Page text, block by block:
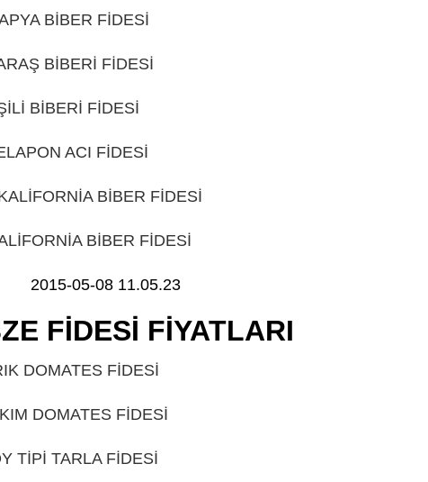
BİBER FİDESİ
BİBERİ FİDESİ
BİBERİ FİDESİ
ACI FİDESİ
BİBER FİDESİ
BİBER FİDESİ
FİDESİ FİYATLARI
DOMATES FİDESİ
DOMATES FİDESİ
TİPİ TARLA FİDESİ